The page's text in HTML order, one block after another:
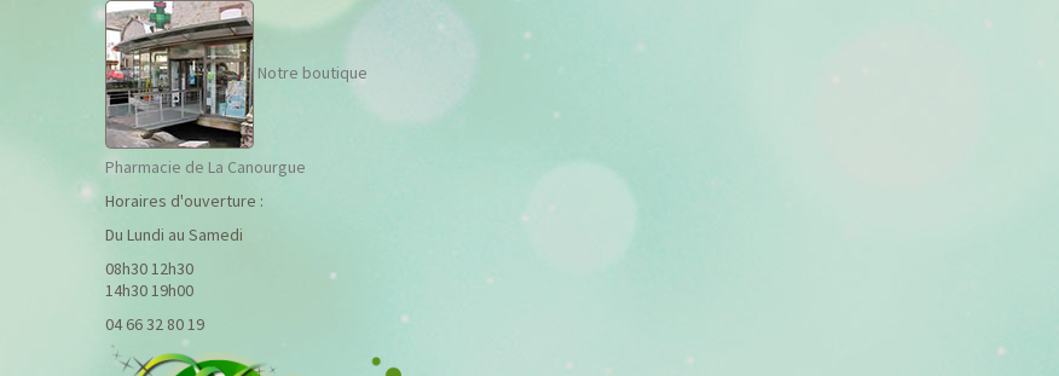
Notre boutique
Pharmacie de La Canourgue
Horaires d'ouverture :
Du Lundi au Samedi
08h30 12h30
14h30 19h00
04 66 32 80 19